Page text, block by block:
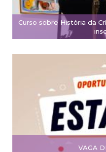
Curso sobre História da
VAGA